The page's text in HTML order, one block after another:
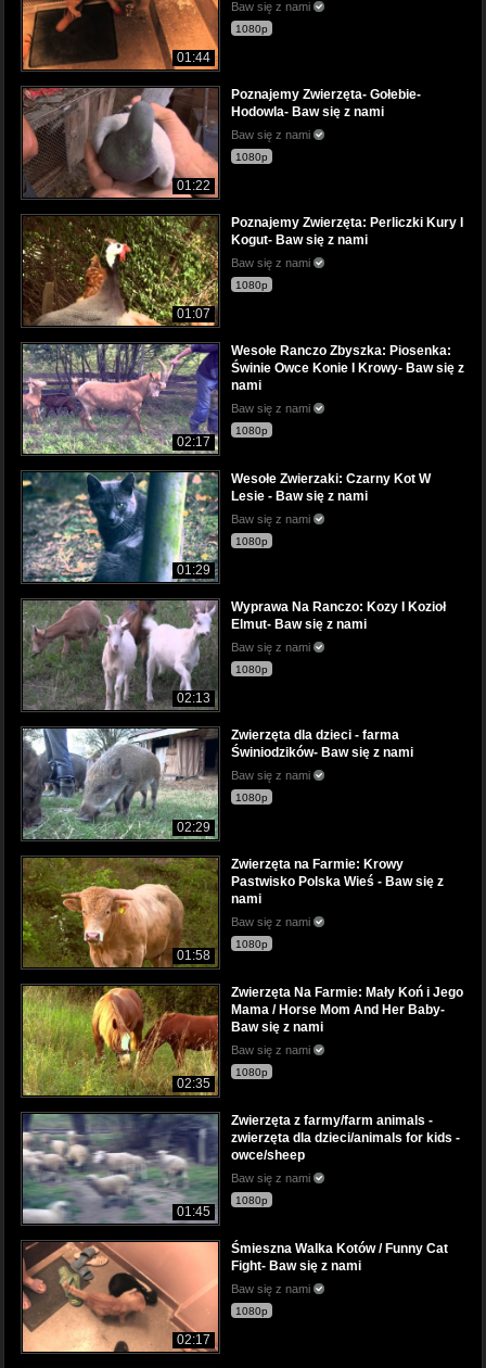
01:44
Baw się z nami
1080p
01:22
Poznajemy Zwierzęta- Gołebie-
Hodowla- Baw się z nami
Baw się z nami
1080p
01:07
Poznajemy Zwierzęta: Perliczki Kury I
Kogut- Baw się z nami
Baw się z nami
1080p
02:17
Wesołe Ranczo Zbyszka: Piosenka:
Świnie Owce Konie I Krowy- Baw się z
nami
Baw się z nami
1080p
01:29
Wesołe Zwierzaki: Czarny Kot W
Lesie - Baw się z nami
Baw się z nami
1080p
02:13
Wyprawa Na Ranczo: Kozy I Kozioł
Elmut- Baw się z nami
Baw się z nami
1080p
02:29
Zwierzęta dla dzieci - farma
Świniodzików- Baw się z nami
Baw się z nami
1080p
01:58
Zwierzęta na Farmie: Krowy
Pastwisko Polska Wieś - Baw się z
nami
Baw się z nami
1080p
02:35
Zwierzęta Na Farmie: Mały Koń i Jego
Mama / Horse Mom And Her Baby-
Baw się z nami
Baw się z nami
1080p
01:45
Zwierzęta z farmy/farm animals -
zwierzęta dla dzieci/animals for kids -
owce/sheep
Baw się z nami
1080p
02:17
Śmieszna Walka Kotów / Funny Cat
Fight- Baw się z nami
Baw się z nami
1080p